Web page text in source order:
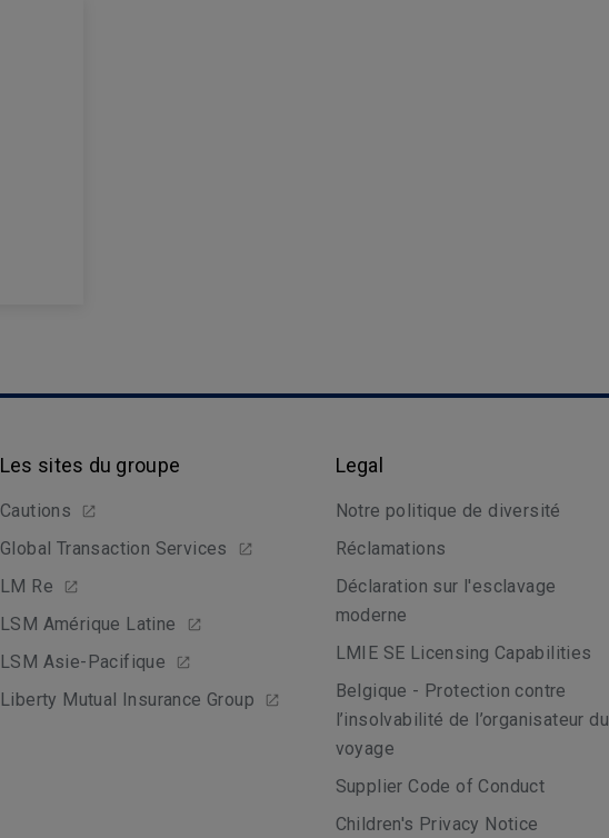
Les sites du groupe
Cautions
Global Transaction Services
LM Re
LSM Amérique Latine
LSM Asie-Pacifique
Liberty Mutual Insurance Group
Legal
Notre politique de diversité
Réclamations
Déclaration sur l'esclavage
moderne
LMIE SE Licensing Capabilities
Belgique - Protection contre
l’insolvabilité de l’organisateur du
voyage
Supplier Code of Conduct
Children's Privacy Notice